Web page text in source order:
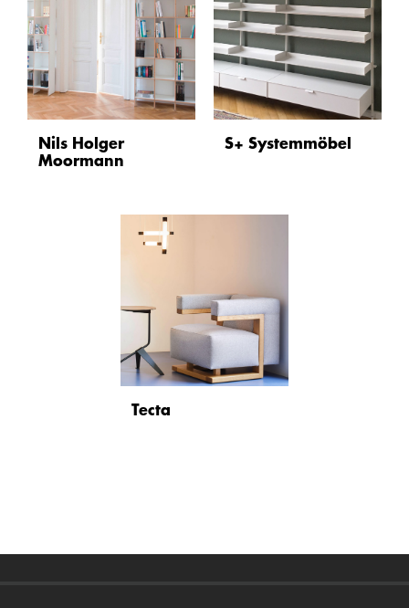
Nils Holger
Moormann
S+ Systemmöbel
Tecta